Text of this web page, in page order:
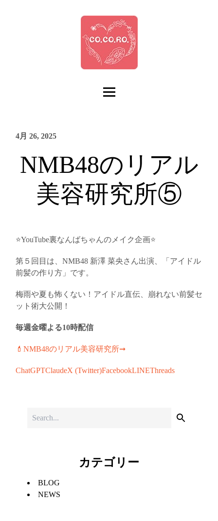
4月 26, 2025
NMB48のリアル
美容研究所⑤
⭐YouTube裏なんばちゃんのメイク企画⭐
第５回目は、NMB48 新澤 菜央さん出演、「アイドル
前髪の作り方」です。
梅雨や夏も怖くない！アイドル直伝、崩れない前髪セ
ット術大公開！
毎週金曜よる10時配信
💄NMB48のリアル美容研究所➞
ChatGPTClaudeX (Twitter)FacebookLINEThreads
カテゴリー
BLOG
NEWS